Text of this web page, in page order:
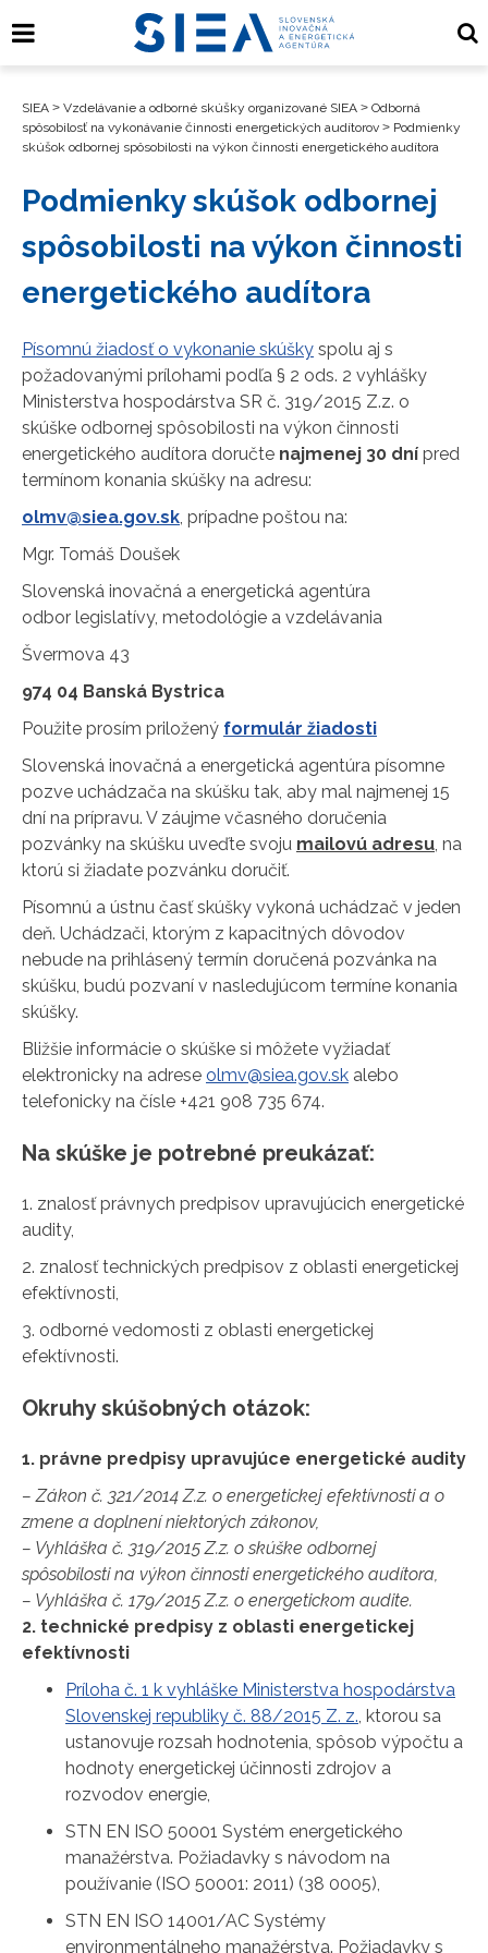
SIEA > Vzdelávanie a odborné skúšky organizované SIEA > Odborná
spôsobilosť na vykonávanie činnosti energetických audítorov > Podmienky
skúšok odbornej spôsobilosti na výkon činnosti energetického audítora
Podmienky skúšok odbornej
spôsobilosti na výkon činnosti
energetického audítora
Písomnú žiadosť o vykonanie skúšky spolu aj s
požadovanými prílohami podľa § 2 ods. 2 vyhlášky
Ministerstva hospodárstva SR č. 319/2015 Z.z. o
skúške odbornej spôsobilosti na výkon činnosti
energetického audítora doručte najmenej 30 dní pred
termínom konania skúšky na adresu:
olmv@siea.gov.sk , prípadne poštou na:
Mgr. Tomáš Doušek
Slovenská inovačná a energetická agentúra
odbor legislatívy, metodológie a vzdelávania
Švermova 43
974 04 Banská Bystrica
Použite prosím priložený formulár žiadosti
Slovenská inovačná a energetická agentúra písomne
pozve uchádzača na skúšku tak, aby mal najmenej 15
dní na prípravu. V záujme včasného doručenia
pozvánky na skúšku uveďte svoju mailovú adresu , na
ktorú si žiadate pozvánku doručiť.
Písomnú a ústnu časť skúšky vykoná uchádzač v jeden
deň. Uchádzači, ktorým z kapacitných dôvodov
nebude na prihlásený termín doručená pozvánka na
skúšku, budú pozvaní v nasledujúcom termíne konania
skúšky.
Bližšie informácie o skúške si môžete vyžiadať
elektronicky na adrese olmv@siea.gov.sk alebo
telefonicky na čísle +421 908 735 674.
Na skúške je potrebné preukázať:
1. znalosť právnych predpisov upravujúcich energetické
audity,
2. znalosť technických predpisov z oblasti energetickej
efektívnosti,
3. odborné vedomosti z oblasti energetickej
efektívnosti.
Okruhy skúšobných otázok:
1. právne predpisy upravujúce energetické audity
– Zákon č. 321/2014 Z.z. o energetickej efektívnosti a o
zmene a doplnení niektorých zákonov,
– Vyhláška č. 319/2015 Z.z. o skúške odbornej
spôsobilosti na výkon činnosti energetického audítora,
– Vyhláška č. 179/2015 Z.z. o energetickom audite.
2. technické predpisy z oblasti energetickej
efektívnosti
Príloha č. 1 k vyhláške Ministerstva hospodárstva
Slovenskej republiky č. 88/2015 Z. z. , ktorou sa
ustanovuje rozsah hodnotenia, spôsob výpočtu a
hodnoty energetickej účinnosti zdrojov a
rozvodov energie,
STN EN ISO 50001 Systém energetického
manažérstva. Požiadavky s návodom na
používanie (ISO 50001: 2011) (38 0005),
STN EN ISO 14001/AC Systémy
environmentálneho manažérstva. Požiadavky s